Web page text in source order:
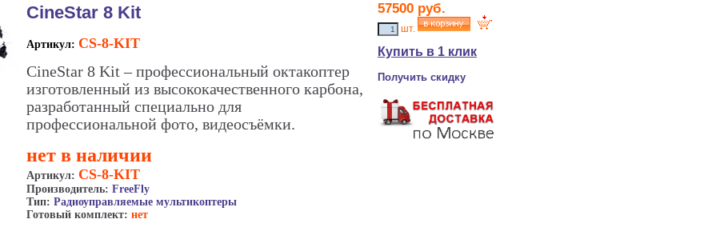
CineStar 8 Kit
Артикул: CS-8-KIT
CineStar 8 Kit – профессиональный октакоптер
изготовленный из высококачественного карбона,
разработанный специально для
профессиональной фото, видеосъёмки.
нет в наличии
Артикул: CS-8-KIT
Производитель: FreeFly
Тип: Радиоуправляемые мультикоптеры
Готовый комплект: нет
57500 руб.
шт.
Купить в 1 клик
Получить скидку